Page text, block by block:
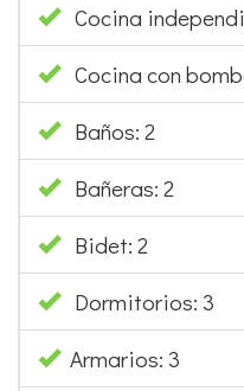
Cocina
Cocina con
Baños: 2
Bañeras: 2
Bidet: 2
Dormitorios: 3
Armarios: 3